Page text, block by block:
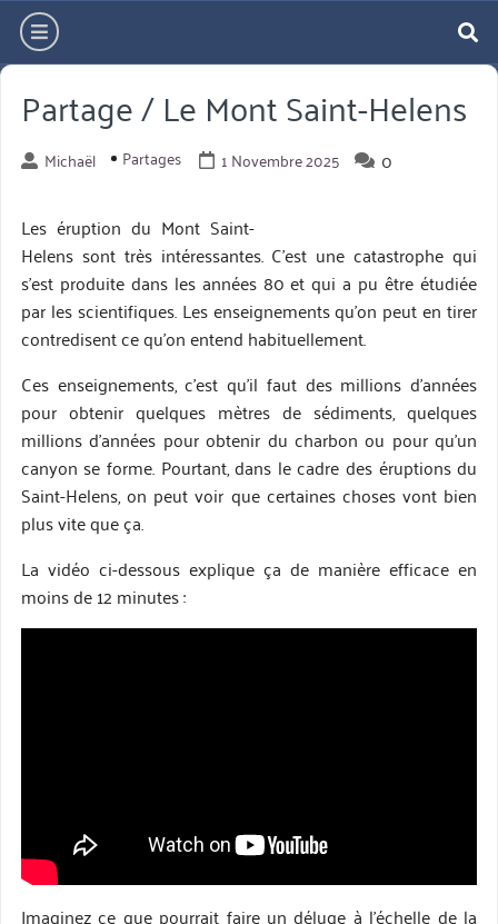
Aller
directement
au
contenu
hamburger
Partage / Le Mont Saint-Helens
Michaël Partages 1 Novembre 2025 0
Les éruption du Mont Saint-
Helens sont très intéressantes. C’est une catastrophe qui
s’est produite dans les années 80 et qui a pu être étudiée
par les scientifiques. Les enseignements qu’on peut en tirer
contredisent ce qu’on entend habituellement.
Ces enseignements, c’est qu’il faut des millions d’années
pour obtenir quelques mètres de sédiments, quelques
millions d’années pour obtenir du charbon ou pour qu’un
canyon se forme. Pourtant, dans le cadre des éruptions du
Saint-Helens, on peut voir que certaines choses vont bien
plus vite que ça.
La vidéo ci-dessous explique ça de manière efficace en
moins de 12 minutes :
Imaginez ce que pourrait faire un déluge à l’échelle de la